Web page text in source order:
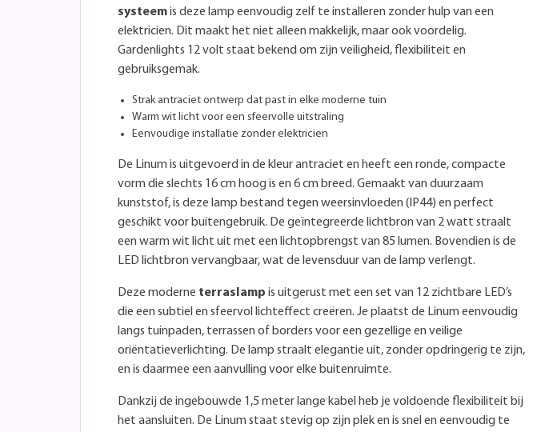
systeemis deze lamp eenvoudig zelf te installeren zonder hulp van een
elektricien. Dit maakt het niet alleen makkelijk, maar ook voordelig.
Gardenlights 12 volt staat bekend om zijn veiligheid, flexibiliteit en
gebruiksgemak.
Strak antraciet ontwerp dat past in elke moderne tuin
Warm wit licht voor een sfeervolle uitstraling
Eenvoudige installatie zonder elektricien
De Linum is uitgevoerd in de kleur antraciet en heeft een ronde, compacte
vorm die slechts 16 cm hoog is en 6 cm breed. Gemaakt van duurzaam
kunststof, is deze lamp bestand tegen weersinvloeden (IP44) en perfect
geschikt voor buitengebruik. De geïntegreerde lichtbron van 2 watt straalt
een warm wit licht uit met een lichtopbrengst van 85 lumen. Bovendien is de
LED lichtbron vervangbaar, wat de levensduur van de lamp verlengt.
Deze moderne terraslamp is uitgerust met een set van 12 zichtbare LED’s
die een subtiel en sfeervol lichteffect creëren. Je plaatst de Linum eenvoudig
langs tuinpaden, terrassen of borders voor een gezellige en veilige
oriëntatieverlichting. De lamp straalt elegantie uit, zonder opdringerig te zijn,
en is daarmee een aanvulling voor elke buitenruimte.
Dankzij de ingebouwde 1,5 meter lange kabel heb je voldoende flexibiliteit bij
het aansluiten. De Linum staat stevig op zijn plek en is snel en eenvoudig te